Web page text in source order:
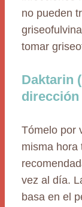
no pueden
tomar
Daktarin
dirección
Tómelo por
misma hora
vez al día.
basa en el